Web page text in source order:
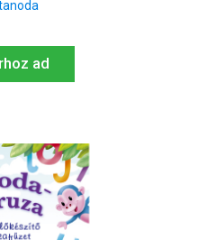
ad